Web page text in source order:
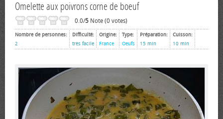
Omelette aux poivrons corne de boeuf
0.0/5 Note (0 votes)
Nombre de personnes:
2
Difficulté:
très facile
Origine:
France
Type:
Oeufs
Préparation:
15 min
Cuisson:
10 min